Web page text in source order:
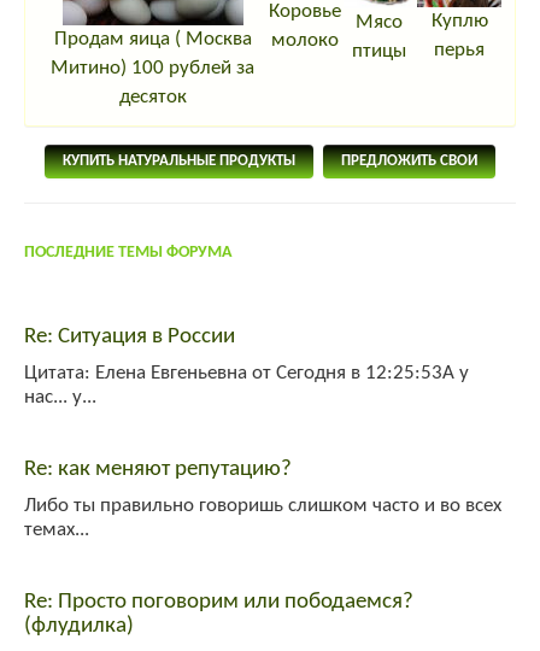
Продам яица ( Москва
Митино) 100 рублей за
десяток
Коровье
молоко
Мясо
птицы
Куплю
перья
КУПИТЬ НАТУРАЛЬНЫЕ ПРОДУКТЫ ПРЕДЛОЖИТЬ СВОИ
ПОСЛЕДНИЕ ТЕМЫ ФОРУМА
Re: Ситуация в России
Цитата: Елена Евгеньевна от Сегодня в 12:25:53А у
нас... у...
Re: как меняют репутацию?
Либо ты правильно говоришь слишком часто и во всех
темах...
Re: Просто поговорим или пободаемся?
(флудилка)